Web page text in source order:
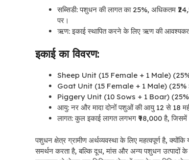
सब्सिडी: पशुधन की लागत का 25%, अधिकतम
पर ।
ऋण: इकाई स्थापित करने के लिए ऋण की आवश्यकता
इकाई का विवरण:
Sheep Unit (15 Female + 1 Male) (25%
Goat Unit (15 Female + 1 Male) (25%
Piggery Unit (10 Sows + 1 Boar) (25%
आयु: नर और मादा दोनों पशुओं की आयु 12 से 18
लागत: कुल इकाई लागत लगभग ₹98,000 है, जिसमें
पशुधन क्षेत्र ग्रामीण अर्थव्यवस्था के लिए महत्वपूर्ण है,
समर्थन करता है, बल्कि दूध, मांस और अन्य पशुधन उत्पादों के